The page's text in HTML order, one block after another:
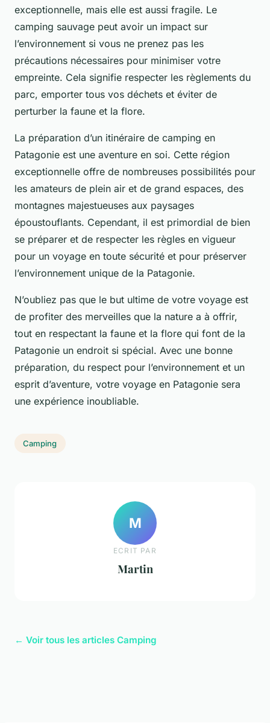
exceptionnelle, mais elle est aussi fragile. Le
camping sauvage peut avoir un impact sur
l’environnement si vous ne prenez pas les
précautions nécessaires pour minimiser votre
empreinte. Cela signifie respecter les règlements du
parc, emporter tous vos déchets et éviter de
perturber la faune et la flore.
La préparation d’un itinéraire de camping en
Patagonie est une aventure en soi. Cette région
exceptionnelle offre de nombreuses possibilités pour
les amateurs de plein air et de grand espaces, des
montagnes majestueuses aux paysages
époustouflants. Cependant, il est primordial de bien
se préparer et de respecter les règles en vigueur
pour un voyage en toute sécurité et pour préserver
l’environnement unique de la Patagonie.
N’oubliez pas que le but ultime de votre voyage est
de profiter des merveilles que la nature a à offrir,
tout en respectant la faune et la flore qui font de la
Patagonie un endroit si spécial. Avec une bonne
préparation, du respect pour l’environnement et un
esprit d’aventure, votre voyage en Patagonie sera
une expérience inoubliable.
Camping
M
ECRIT PAR
Martin
← Voir tous les articles Camping